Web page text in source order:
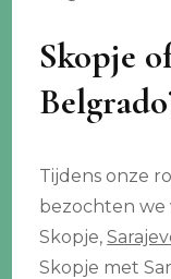
Skopje
Tijdens onze
bezochten we
Skopje,
Skopje met